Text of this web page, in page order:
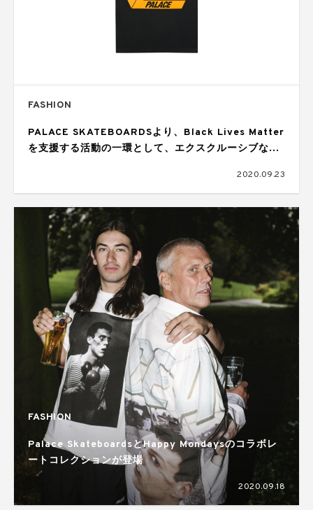
FASHION
PALACE SKATEBOARDSより、Black Lives Matter
を支援する活動の一環として、エクスクルーシブな
2020.09.23
FASHION
Palace SkateboardsとHappy Mondaysのコラボレ
ートコレクションが登場
2020.09.18